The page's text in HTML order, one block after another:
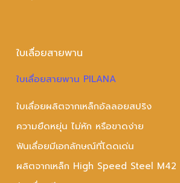
ใบเลื่อยสายพาน
ใบเลื่อยสายพาน PILANA
ใบเลื่อยผลิตจากเหล็กอัลลอยสปริง
ความยืดหยุ่น ไม่หัก หรือขาดง่าย
ฟันเลื่อยมีเอกลักษณ์ที่โดดเด่น
ผลิตจากเหล็ก High Speed Steel M42